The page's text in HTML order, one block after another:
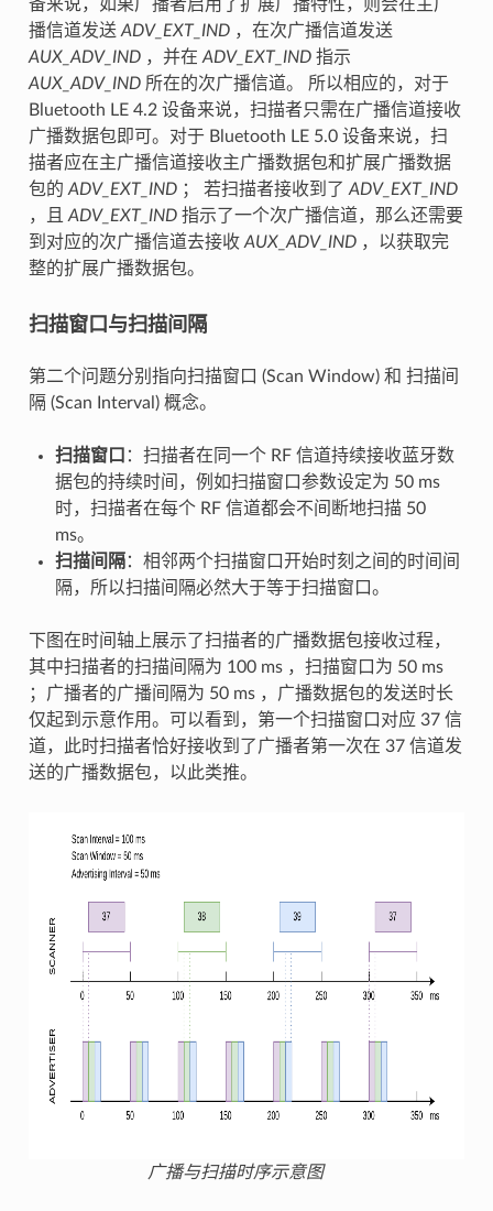
备来说，如果广播者启用了扩展广播特性，则会在主广
播信道发送 ADV_EXT_IND，在次广播信道发送
AUX_ADV_IND，并在 ADV_EXT_IND指示
AUX_ADV_IND所在的次广播信道。 所以相应的，对于
Bluetooth LE 4.2 设备来说，扫描者只需在广播信道接收
广播数据包即可。对于 Bluetooth LE 5.0 设备来说，扫
描者应在主广播信道接收主广播数据包和扩展广播数据
包的 ADV_EXT_IND； 若扫描者接收到了 ADV_EXT_IND
，且 ADV_EXT_IND指示了一个次广播信道，那么还需要
到对应的次广播信道去接收 AUX_ADV_IND，以获取完
整的扩展广播数据包。
扫描窗口与扫描间隔
第二个问题分别指向扫描窗口 (Scan Window) 和 扫描间
隔 (Scan Interval) 概念。
扫描窗口 ：扫描者在同一个 RF 信道持续接收蓝牙数
据包的持续时间，例如扫描窗口参数设定为 50 ms
时，扫描者在每个 RF 信道都会不间断地扫描 50
ms。
扫描间隔：相邻两个扫描窗口开始时刻之间的时间间
隔，所以扫描间隔必然大于等于扫描窗口。
下图在时间轴上展示了扫描者的广播数据包接收过程，
其中扫描者的扫描间隔为 100 ms ，扫描窗口为 50 ms
；广播者的广播间隔为 50 ms ，广播数据包的发送时长
仅起到示意作用。可以看到，第一个扫描窗口对应 37 信
道，此时扫描者恰好接收到了广播者第一次在 37 信道发
送的广播数据包，以此类推。
广播与扫描时序示意图